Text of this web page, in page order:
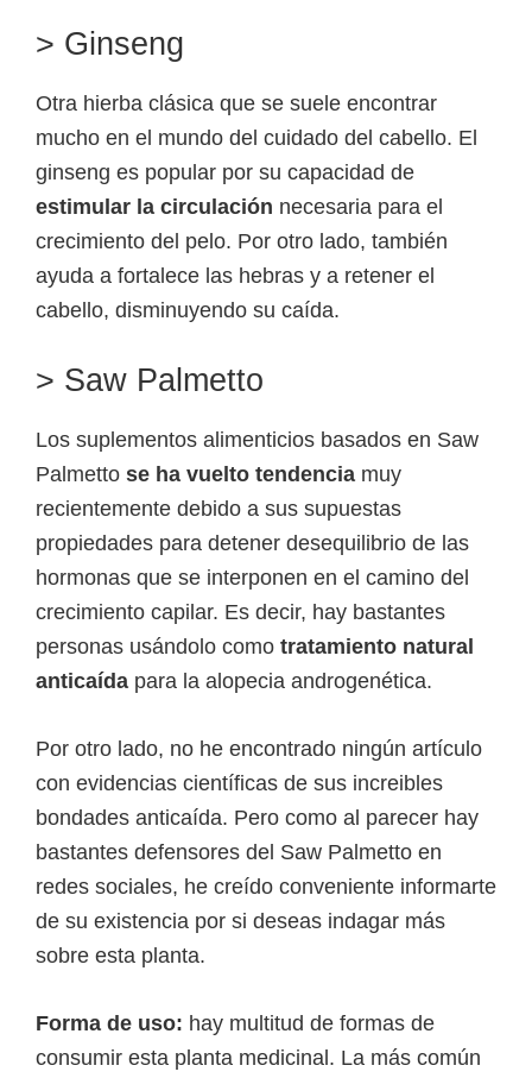
> Ginseng
Otra hierba clásica que se suele encontrar
mucho en el mundo del cuidado del cabello. El
ginseng es popular por su capacidad de
estimular la circulación necesaria para el
crecimiento del pelo. Por otro lado, también
ayuda a fortalece las hebras y a retener el
cabello, disminuyendo su caída.
> Saw Palmetto
Los suplementos alimenticios basados en Saw
Palmetto se ha vuelto tendencia muy
recientemente debido a sus supuestas
propiedades para detener desequilibrio de las
hormonas que se interponen en el camino del
crecimiento capilar. Es decir, hay bastantes
personas usándolo como tratamiento natural
anticaída para la alopecia androgenética.
Por otro lado, no he encontrado ningún artículo
con evidencias científicas de sus increibles
bondades anticaída. Pero como al parecer hay
bastantes defensores del Saw Palmetto en
redes sociales, he creído conveniente informarte
de su existencia por si deseas indagar más
sobre esta planta.
Forma de uso: hay multitud de formas de
consumir esta planta medicinal. La más común